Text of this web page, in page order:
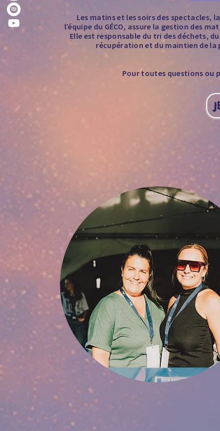
Les matins et les soirs des spectacles,
l’équipe du GÉCO, assure la gestion des
Elle est responsable du tri des déchets,
récupération et du maintien de la
Pour toutes questions ou